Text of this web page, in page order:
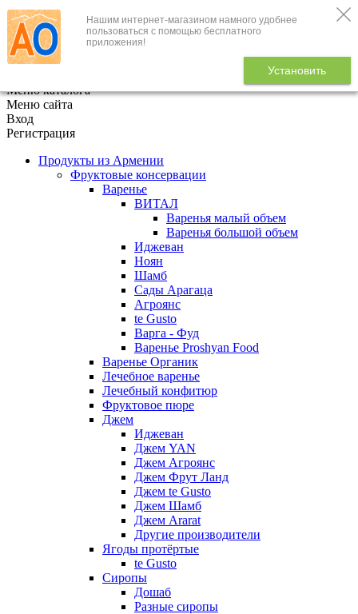
Нашим интернет-магазином намного удобнее
пользоваться с помощью бесплатного
приложения!
Установить
+7 (495) 646-888-1
В корзине
Меню каталога
Меню сайта
Вход
Регистрация
Продукты из Армении
Фруктовые консервации
Варенье
ВИТАЛ
Варенья малый объем
Варенья большой объем
Иджеван
Ноян
Шамб
Сады Арагаца
Агроянс
te Gusto
Варга - Фуд
Варенье Proshyan Food
Варенье Органик
Лечебное варенье
Лечебный конфитюр
Фруктовое пюре
Джем
Иджеван
Джем YAN
Джем Агроянс
Джем Фрут Ланд
Джем te Gusto
Джем Шамб
Джем Ararat
Другие производители
Ягоды протёртые
te Gusto
Сиропы
Дошаб
Разные сиропы